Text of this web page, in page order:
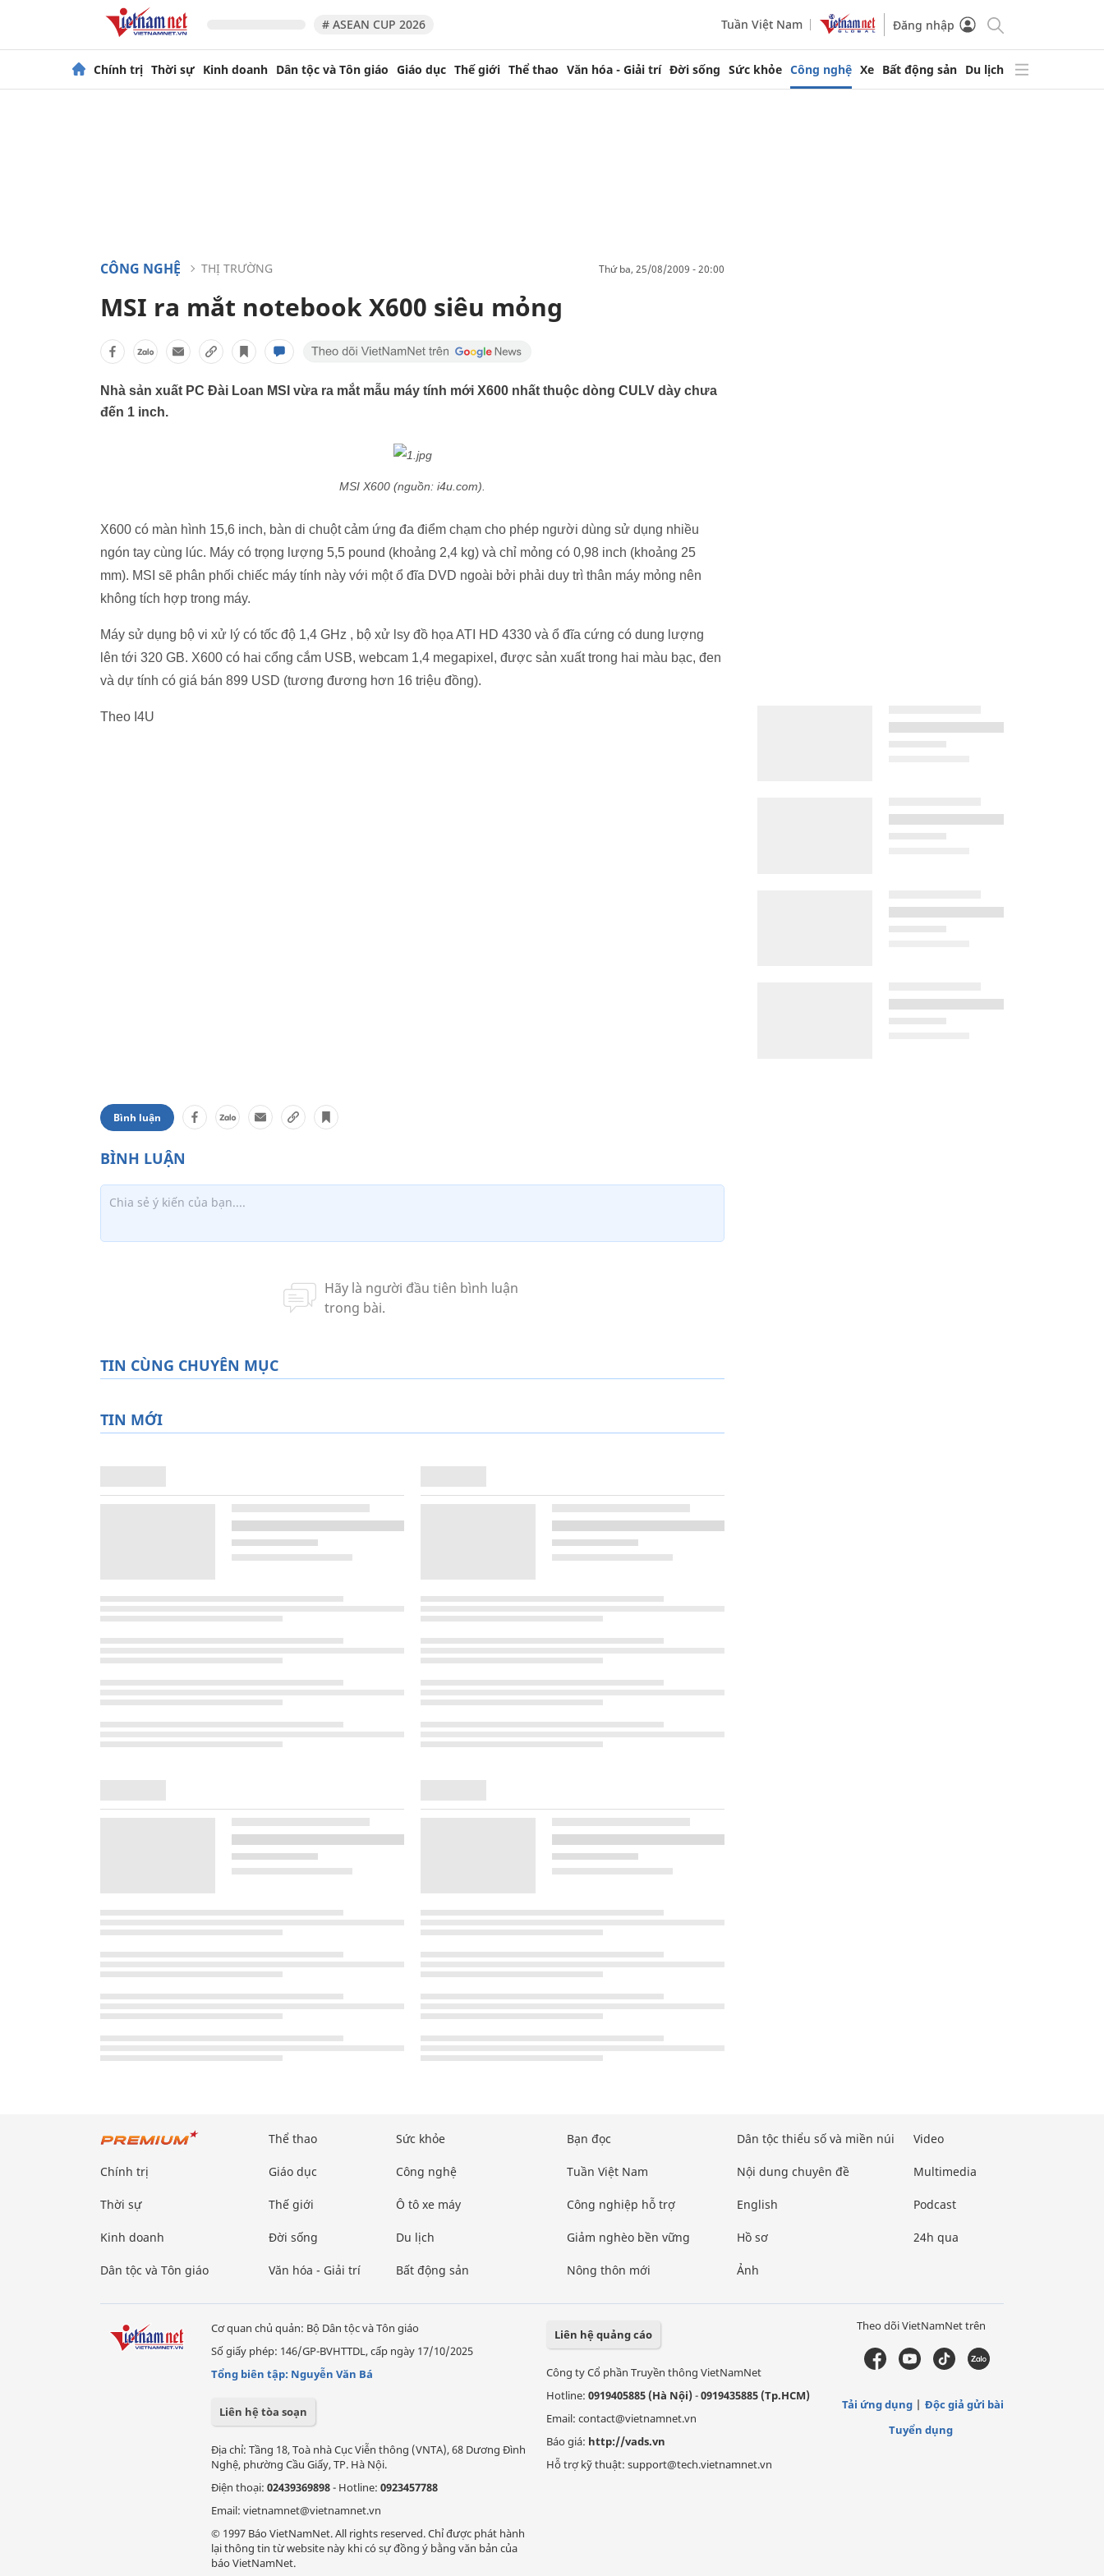
# ASEAN CUP 2026 Tuần Việt Nam Đăng nhập
Chính trị Thời sự Kinh doanh Dân tộc và Tôn giáo Giáo dục Thế giới Thể thao Văn hóa - Giải trí Đời sống Sức khỏe Công nghệ Xe Bất động sản Du lịch
CÔNG NGHỆ THỊ TRƯỜNG thứ ba, 25/08/2009 - 20:00
MSI ra mắt notebook X600 siêu mỏng
Nhà sản xuất PC Đài Loan MSI vừa ra mắt mẫu máy tính mới X600 nhất thuộc dòng CULV dày chưa
đến 1 inch.
MSI X600 (nguồn: i4u.com).
X600 có màn hình 15,6 inch, bàn di chuột cảm ứng đa điểm chạm cho phép người dùng sử dụng nhiều
ngón tay cùng lúc. Máy có trọng lượng 5,5 pound (khoảng 2,4 kg) và chỉ mỏng có 0,98 inch (khoảng 25
mm). MSI sẽ phân phối chiếc máy tính này với một ổ đĩa DVD ngoài bởi phải duy trì thân máy mỏng nên
không tích hợp trong máy.
Máy sử dụng bộ vi xử lý có tốc độ 1,4 GHz , bộ xử lsy đồ họa ATI HD 4330 và ổ đĩa cứng có dung lượng
lên tới 320 GB. X600 có hai cổng cắm USB, webcam 1,4 megapixel, được sản xuất trong hai màu bạc, đen
và dự tính có giá bán 899 USD (tương đương hơn 16 triệu đồng).
Theo I4U
Bình luận
TIN CÙNG CHUYÊN MỤC
TIN MỚI
Chính trị
Thời sự
Kinh doanh
Dân tộc và Tôn giáo
Thể thao
Giáo dục
Thế giới
Đời sống
Văn hóa - Giải trí
Sức khỏe
Công nghệ
Ô tô xe máy
Du lịch
Bất động sản
Bạn đọc
Tuần Việt Nam
Công nghiệp hỗ trợ
Giảm nghèo bền vững
Nông thôn mới
Dân tộc thiểu số và miền núi
Nội dung chuyên đề
English
Hồ sơ
Ảnh
Video
Multimedia
Podcast
24h qua
Cơ quan chủ quản: Bộ Dân tộc và Tôn giáo
Số giấy phép: 146/GP-BVHTTDL, cấp ngày 17/10/2025
Tổng biên tập: Nguyễn Văn Bá
Liên hệ tòa soạn
Địa chỉ: Tầng 18, Toà nhà Cục Viễn thông (VNTA), 68 Dương Đình
Nghệ, phường Cầu Giấy, TP. Hà Nội.
Điện thoại: 02439369898- Hotline: 0923457788
Email: vietnamnet@vietnamnet.vn
© 1997 Báo VietNamNet. All rights reserved. Chỉ được phát hành
lại thông tin từ website này khi có sự đồng ý bằng văn bản của
báo VietNamNet.
Liên hệ quảng cáo
Công ty Cổ phần Truyền thông VietNamNet
Hotline: 0919405885 (Hà Nội)-0919435885 (Tp.HCM)
Email: contact@vietnamnet.vn
Báo giá: http://vads.vn
Hỗ trợ kỹ thuật: support@tech.vietnamnet.vn
Theo dõi VietNamNet trên
Tải ứng dụng
Độc giả gửi bài
Tuyển dụng